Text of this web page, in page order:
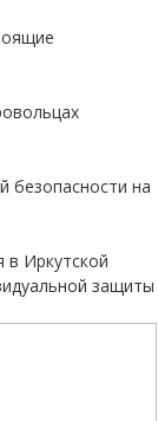
безопасности на
в Иркутской
защиты